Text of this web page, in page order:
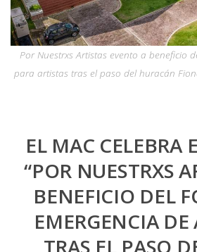
Por Nuestrxs Artistas evento a beneficio
para artistas tras el paso del huracán
EL MAC CELEBRA
“POR NUESTRXS
BENEFICIO DEL
EMERGENCIA DE
TRAS EL PASO